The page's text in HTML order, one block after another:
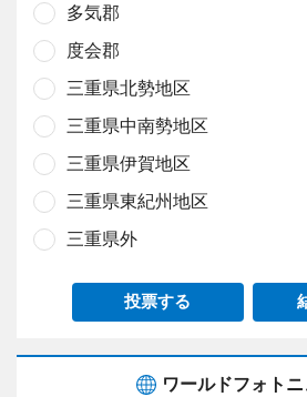
多気郡
度会郡
三重県北勢地区
三重県中南勢地区
三重県伊賀地区
三重県東紀州地区
三重県外
投票する
ワールドフォト